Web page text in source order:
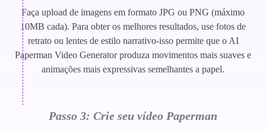
Faça upload de imagens em formato JPG ou PNG (máximo
10MB cada). Para obter os melhores resultados, use fotos de
retrato ou lentes de estilo narrativo-isso permite que o AI
Paperman Video Generator produza movimentos mais suaves e
animações mais expressivas semelhantes a papel.
Passo 3: Crie seu vídeo Paperman